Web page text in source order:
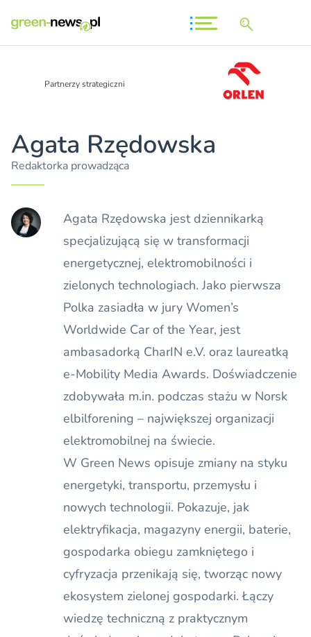
Partnerzy strategiczni
Agata Rzędowska
Redaktorka prowadząca
Agata Rzędowska jest dziennikarką
specjalizującą się w transformacji
energetycznej, elektromobilności i
zielonych technologiach. Jako pierwsza
Polka zasiadła w jury Women’s
Worldwide Car of the Year, jest
ambasadorką CharIN e.V. oraz laureatką
e-Mobility Media Awards. Doświadczenie
zdobywała m.in. podczas stażu w Norsk
elbilforening – największej organizacji
elektromobilnej na świecie.
W Green News opisuje zmiany na styku
energetyki, transportu, przemysłu i
nowych technologii. Pokazuje, jak
elektryfikacja, magazyny energii, baterie,
gospodarka obiegu zamkniętego i
cyfryzacja przenikają się, tworząc nowy
ekosystem zielonej gospodarki. Łączy
wiedzę techniczną z praktycznym